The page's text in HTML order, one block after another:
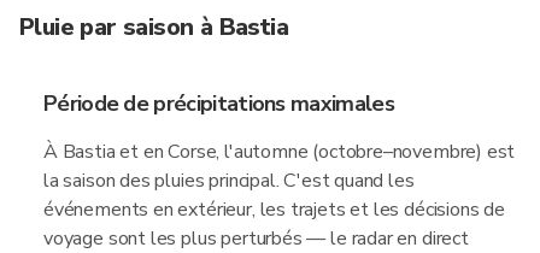
Pluie par saison à Bastia
Période de précipitations maximales
À Bastia et en Corse, l'automne (octobre–novembre) est
la saison des pluies principal. C'est quand les
événements en extérieur, les trajets et les décisions de
voyage sont les plus perturbés — le radar en direct